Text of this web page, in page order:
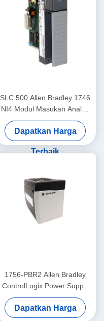
SLC 500 Allen Bradley 1746
NI4 Modul Masukan Analog
Resolusi Tinggi
Dapatkan Harga
Terbaik
1756-PBR2 Allen Bradley
ControlLogix Power Supply
Bundle 32VDC
Dapatkan Harga